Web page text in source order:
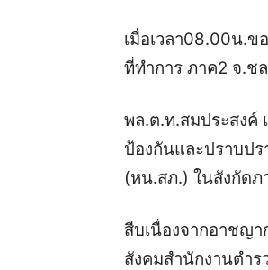
เมื่อเวลา08.00น.
ที่ทำการ ภาค2 จ.ช
พล.ต.ท.สมประสงค์
ป้องกันและปราบป
(หน.สภ.) ในสังกัด
สืบเนื่องจากอาชญ
สังคมสำนักงานตำ